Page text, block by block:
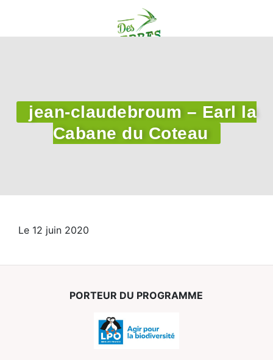
jean-claudebroum – Earl la
Cabane du Coteau
Le 12 juin 2020
PORTEUR DU PROGRAMME